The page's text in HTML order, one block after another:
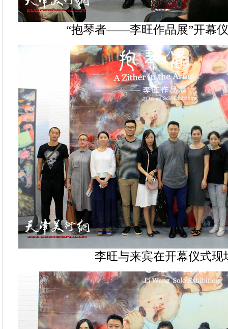
“抱琴者——李旺作品展”开幕
李旺与来宾在开幕仪式现